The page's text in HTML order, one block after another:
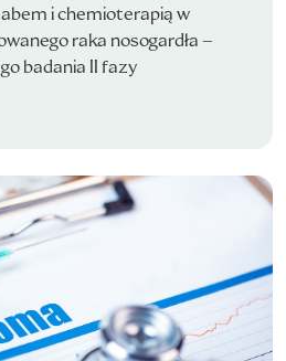
i chemioterapią w
raka nosogardła –
badania II fazy